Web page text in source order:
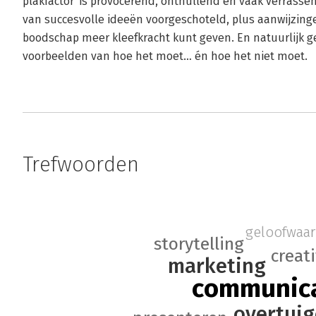
van succesvolle ideeën voorgeschoteld, plus
boodschap meer kleefkracht kunt geven. En natuurlijk
voorbeelden van hoe het moet… én hoe het niet moet.
Trefwoorden
marketing
storytelling